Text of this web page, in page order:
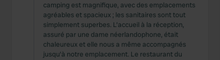
camping est magnifique, avec des emplacements
agréables et spacieux ; les sanitaires sont tout
simplement superbes. L’accueil à la réception,
assuré par une dame néerlandophone, était
chaleureux et elle nous a même accompagnés
jusqu’à notre emplacement. Le restaurant du